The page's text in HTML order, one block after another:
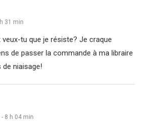
31 min
tu que je résiste? Je craque
de passer la commande à ma libraire
de niaisage!
8 h 04 min